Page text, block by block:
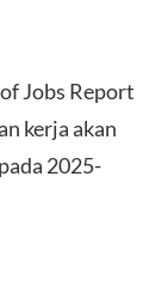
Jobs Report
kerja akan
2025-